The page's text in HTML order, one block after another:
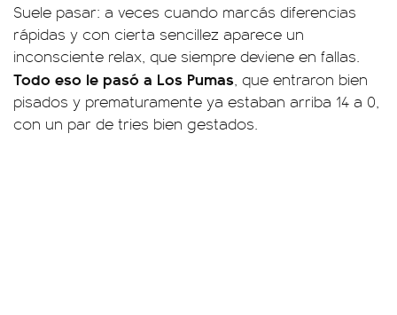
Suele pasar: a veces cuando marcás diferencias
rápidas y con cierta sencillez aparece un
inconsciente relax, que siempre deviene en fallas.
Todo eso le pasó a Los Pumas, que entraron bien
pisados y prematuramente ya estaban arriba 14 a 0,
con un par de tries bien gestados.